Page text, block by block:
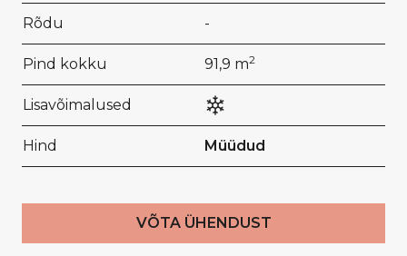
Rõdu -
Pind kokku 91,9 m2
Lisavõimalused
Hind Müüdud
VÕTA ÜHENDUST